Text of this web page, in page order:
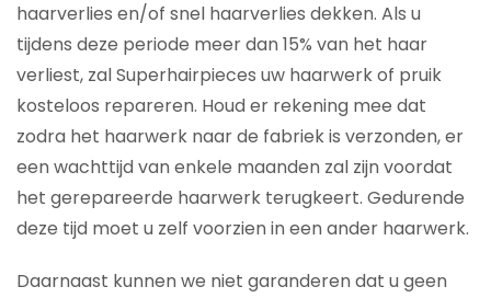
haarverlies en/of snel haarverlies dekken. Als u
tijdens deze periode meer dan 15% van het haar
verliest, zal Superhairpieces uw haarwerk of pruik
kosteloos repareren. Houd er rekening mee dat
zodra het haarwerk naar de fabriek is verzonden, er
een wachttijd van enkele maanden zal zijn voordat
het gerepareerde haarwerk terugkeert. Gedurende
deze tijd moet u zelf voorzien in een ander haarwerk.
Daarnaast kunnen we niet garanderen dat u geen